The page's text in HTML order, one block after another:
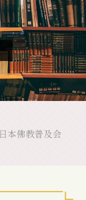
日本佛教普及会